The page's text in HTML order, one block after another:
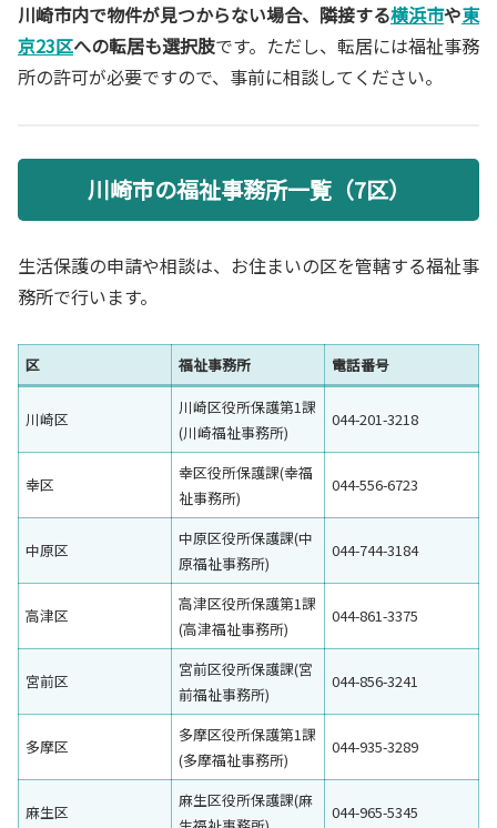
川崎市内で物件が見つからない場合、隣接する横浜市や東
京23区への転居も選択肢です。ただし、転居には福祉事務
所の許可が必要ですので、事前に相談してください。
川崎市の福祉事務所一覧（7区）
生活保護の申請や相談は、お住まいの区を管轄する福祉事
務所で行います。
区 福祉事務所 電話番号
川崎区
川崎区役所保護第1課
(川崎福祉事務所)
044-201-3218
幸区
幸区役所保護課(幸福
祉事務所)
044-556-6723
中原区
中原区役所保護課(中
原福祉事務所)
044-744-3184
高津区
高津区役所保護第1課
(高津福祉事務所)
044-861-3375
宮前区
宮前区役所保護課(宮
前福祉事務所)
044-856-3241
多摩区
多摩区役所保護第1課
(多摩福祉事務所)
044-935-3289
麻生区
麻生区役所保護課(麻
044-965-5345